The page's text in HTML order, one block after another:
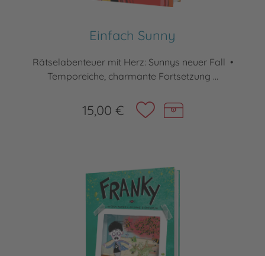
Einfach Sunny
Rätselabenteuer mit Herz: Sunnys neuer Fall •
Temporeiche, charmante Fortsetzung ...
15,00 €